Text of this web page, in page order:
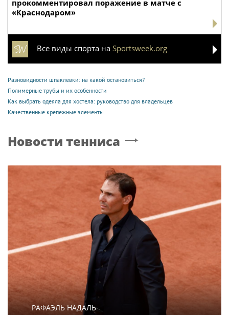
прокомментировал поражение в матче с
«Краснодаром»
Все виды спорта на Sportsweek.org
Разновидности шпаклевки: на какой остановиться?
Полимерные трубы и их особенности
Как выбрать одеяла для хостела: руководство для владельцев
Качественные крепежные элементы
Новости тенниса
РАФАЭЛЬ НАДАЛЬ